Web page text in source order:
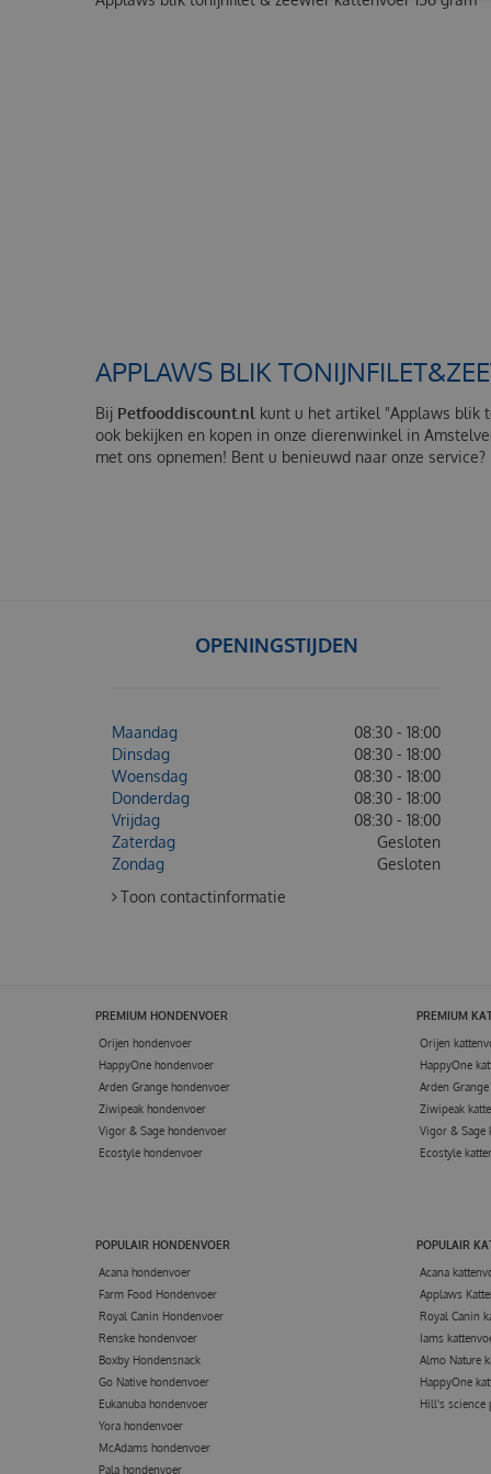
APPLAWS BLIK
Bij Petfooddiscount.nl kunt u het artikel "Applaws blik
ook bekijken en kopen in onze dierenwinkel in
met ons opnemen! Bent u benieuwd naar onze
OPENINGSTIJDEN
Maandag
08:30 - 18:00
Dinsdag
08:30 - 18:00
Woensdag
08:30 - 18:00
Donderdag
08:30 - 18:00
Vrijdag
08:30 - 18:00
Zaterdag
Gesloten
Zondag
Gesloten
Toon contactinformatie
PREMIUM HONDENVOER
Orijen hondenvoer
HappyOne hondenvoer
Arden Grange hondenvoer
Ziwipeak hondenvoer
Vigor & Sage hondenvoer
Ecostyle hondenvoer
PREMIUM
Orijen
HappyOne
Arden
Ziwipeak
Vigor & Sage
Ecostyle
POPULAIR HONDENVOER
Acana hondenvoer
Farm Food Hondenvoer
Royal Canin Hondenvoer
Renske hondenvoer
Boxby Hondensnack
Go Native hondenvoer
Eukanuba hondenvoer
Yora hondenvoer
McAdams hondenvoer
Pala hondenvoer
POPULAIR
Acana
Applaws
Royal Canin
Iams
Almo Nature
HappyOne
Hill's science